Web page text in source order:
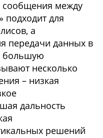
между
подходит для
а
передачи данных в
большую
несколько
– низкая
дальность
решений